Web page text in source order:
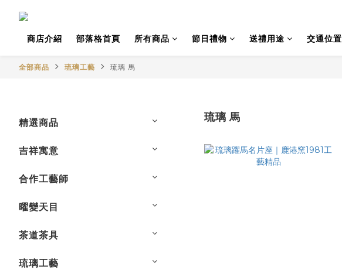
商店介紹 部落格首頁 所有商品 節日禮物 送禮用途 交通位置
全部商品 琉璃工藝 琉璃 馬
精選商品
吉祥寓意
合作工藝師
曜變天目
茶道茶具
琉璃工藝
琉璃 馬